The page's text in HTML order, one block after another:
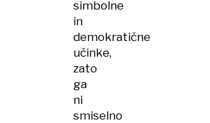
simbolne
in
demokratične
učinke,
zato
ga
ni
smiselno